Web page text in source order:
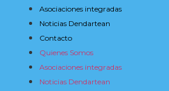
Asociaciones integradas
Noticias Dendartean
Contacto
Quienes Somos
Asociaciones integradas
Noticias Dendartean